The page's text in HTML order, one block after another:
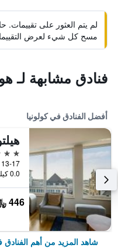
لم يتم العثور على تقييمات.
مسح كل شيء لعرض
فنادق مشابهة لـ
أفضل الفنادق في كولونيا
5 نجوم
0.0 كيلومتر عن وسط المدينة
446 ﷼
شاهد المزيد من أهم الفنادق